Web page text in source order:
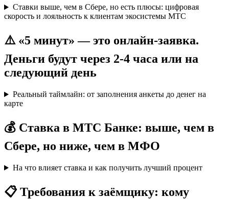
Ставки выше, чем в Сбере, но есть плюсы: цифровая
скорость и лояльность к клиентам экосистемы МТС
⚠️ «5 минут» — это онлайн-заявка.
Деньги будут через 2-4 часа или на
следующий день
Реальный таймлайн: от заполнения анкеты до денег на
карте
💰 Ставка в МТС Банке: выше, чем в
Сбере, но ниже, чем в МФО
На что влияет ставка и как получить лучший процент
📋 Требования к заёмщику: кому